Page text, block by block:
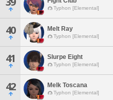
Typhon [Elemental]
40 Melt Ray
Typhon [Elemental]
41 Slurpe Eight
Typhon [Elemental]
42 Melk Toscana
Typhon [Elemental]